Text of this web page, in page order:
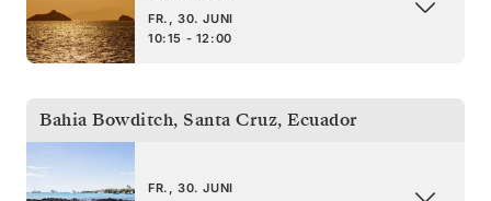
FR., 30. JUNI
10:15 - 12:00
Bahia Bowditch, Santa Cruz, Ecuador
FR., 30. JUNI